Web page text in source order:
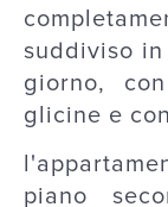
suddiviso
giorno,
glicine e
piano